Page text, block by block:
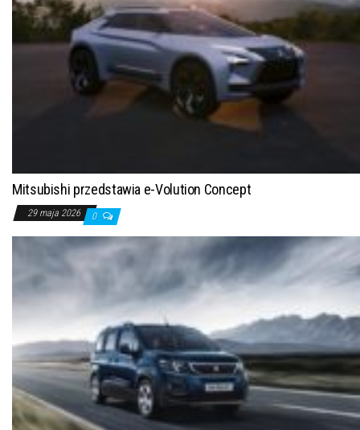
Mitsubishi przedstawia e-Volution Concept
29 maja 2026 0